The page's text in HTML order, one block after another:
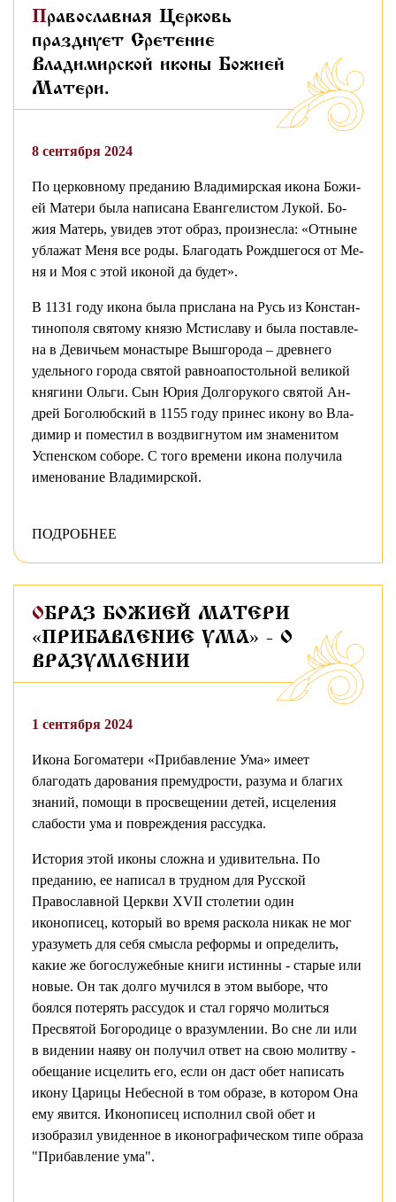
Православная Церковь
празднует Сретение
Владимирской иконы Божией
Матери.
8 сентября 2024
По церковному преданию Вла­ди­мир­ская ико­на Бо­жи­
ей Ма­те­ри была на­пи­са­на Еван­ге­ли­стом Лу­кой. Бо­
жия Ма­терь, уви­дев этот об­раз, про­из­нес­ла: «От­ныне
убла­жат Ме­ня все ро­ды. Бла­го­дать Рожд­ше­го­ся от Ме­
ня и Моя с этой ико­ной да бу­дет».
В 1131 го­ду ико­на бы­ла при­сла­на на Русь из Кон­стан­
ти­но­по­ля свя­то­му кня­зю Мсти­сла­ву и бы­ла по­став­ле­
на в Де­ви­чьем монасты­ре Вы­ш­го­ро­да – древ­не­го
удель­но­го го­ро­да свя­той равноапостоль­ной ве­ли­кой
кня­ги­ни Оль­ги. Сын Юрия Дол­го­ру­ко­го свя­той Ан­
дрей Бо­го­люб­ский в 1155 го­ду при­нес ико­ну во Вла­
ди­мир и по­ме­стил в воз­двиг­ну­том им знамени­том
Успен­ском со­бо­ре. С то­го вре­ме­ни ико­на по­лу­чи­ла
име­но­ва­ние Вла­ди­мир­ской.
ПОДРОБНЕЕ
ОБРАЗ БОЖИЕЙ МАТЕРИ
«ПРИБАВЛЕНИЕ УМА» - О
ВРАЗУМЛЕНИИ
1 сентября 2024
Икона Богоматери «Прибавление Ума» имеет
благодать дарования премудрости, разума и благих
знаний, помощи в просвещении детей, исцеления
слабости ума и повреждения рассудка.
История этой иконы сложна и удивительна. По
преданию, ее написал в трудном для Русской
Православной Церкви XVII столетии один
иконописец, который во время раскола никак не мог
уразуметь для себя смысла реформы и определить,
какие же богослужебные книги истинны - старые или
новые. Он так долго мучился в этом выборе, что
боялся потерять рассудок и стал горячо молиться
Пресвятой Богородице о вразумлении. Во сне ли или
в видении наяву он получил ответ на свою молитву -
обещание исцелить его, если он даст обет написать
икону Царицы Небесной в том образе, в котором Она
ему явится. Иконописец исполнил свой обет и
изобразил увиденное в иконографическом типе образа
"Прибавление ума".